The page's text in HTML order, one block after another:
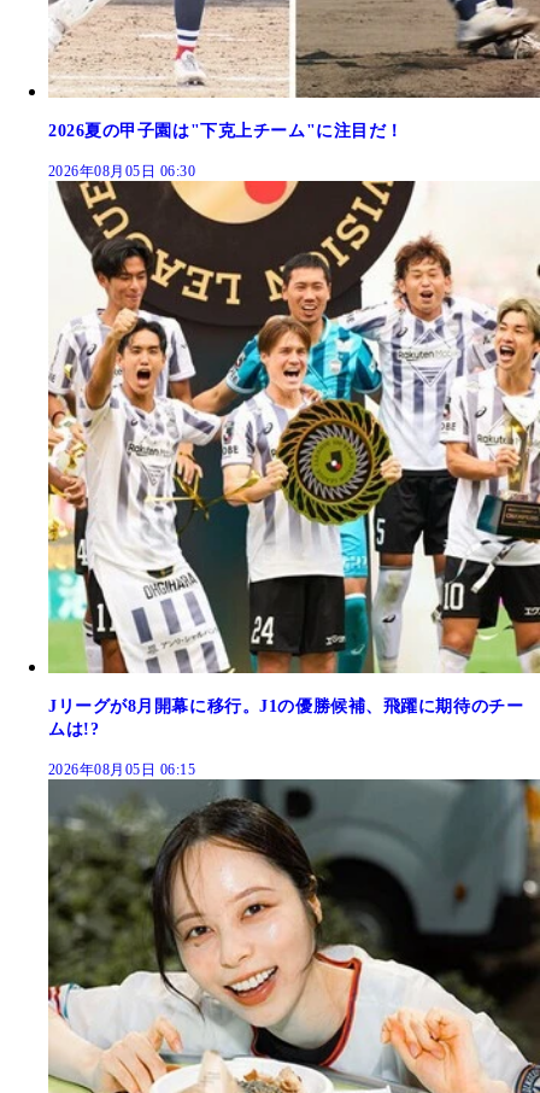
2026夏の甲子園は"下克上チーム"に注目だ！
2026年08月05日 06:30
Jリーグが8月開幕に移行。J1の優勝候補、飛躍に期待のチー
ムは!?
2026年08月05日 06:15